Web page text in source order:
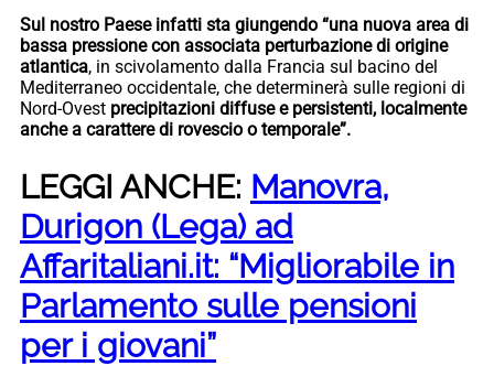
Sul nostro Paese infatti sta giungendo “una nuova area di
bassa pressione con associata perturbazione di origine
atlantica, in scivolamento dalla Francia sul bacino del
Mediterraneo occidentale, che determinerà sulle regioni di
Nord-Ovest precipitazioni diffuse e persistenti, localmente
anche a carattere di rovescio o temporale”.
LEGGI ANCHE: Manovra,
Durigon (Lega) ad
Affaritaliani.it: “Migliorabile in
Parlamento sulle pensioni
per i giovani”